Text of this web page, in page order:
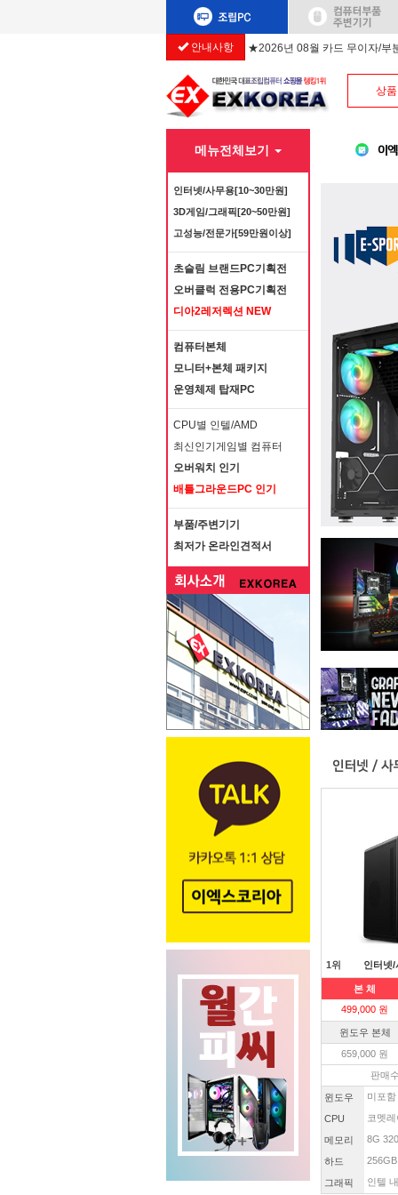
안내사항 ★2026년 08월 카드 무이자/부
상
메뉴전체보기
인터넷/사무용[10~30만원]
3D게임/그래픽[20~50만원]
고성능/전문가[59만원이상]
초슬림 브랜드PC기획전
오버클럭 전용PC기획전
디아2레저렉션 NEW
컴퓨터본체
모니터+본체 패키지
운영체제 탑재PC
CPU별 인텔/AMD
최신인기게임별 컴퓨터
오버워치 인기
배틀그라운드PC 인기
부품/주변기기
최저가 온라인견적서
1위 인터넷/
본 체
499,000 원
윈도우 본체
659,000 원
판매
윈도우 미포함
CPU 코멧
메모리 8G
하드
그래픽 인텔